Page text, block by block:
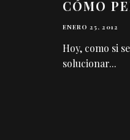
CÓMO
ENERO 25, 2012
Hoy, como si
solucionar...